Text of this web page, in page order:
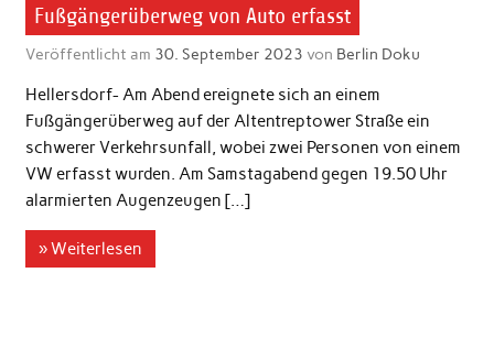
Fußgängerüberweg von Auto erfasst
Veröffentlicht am 30. September 2023 von Berlin Doku
Hellersdorf- Am Abend ereignete sich an einem
Fußgängerüberweg auf der Altentreptower Straße ein
schwerer Verkehrsunfall, wobei zwei Personen von einem
VW erfasst wurden. Am Samstagabend gegen 19.50 Uhr
alarmierten Augenzeugen […]
» Weiterlesen